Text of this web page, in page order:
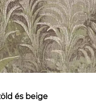
és beige